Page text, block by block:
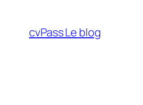
contenu
cvPass Le blog